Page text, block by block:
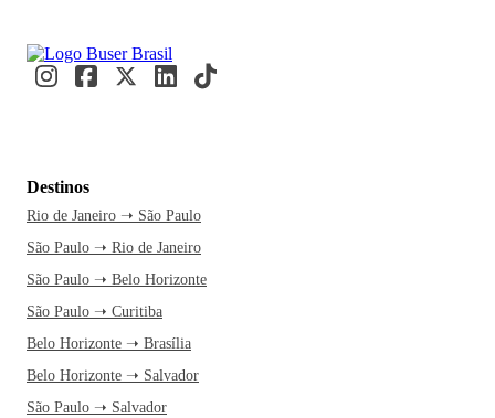
Destinos
Rio de Janeiro ➝ São Paulo
São Paulo ➝ Rio de Janeiro
São Paulo ➝ Belo Horizonte
São Paulo ➝ Curitiba
Belo Horizonte ➝ Brasília
Belo Horizonte ➝ Salvador
São Paulo ➝ Salvador